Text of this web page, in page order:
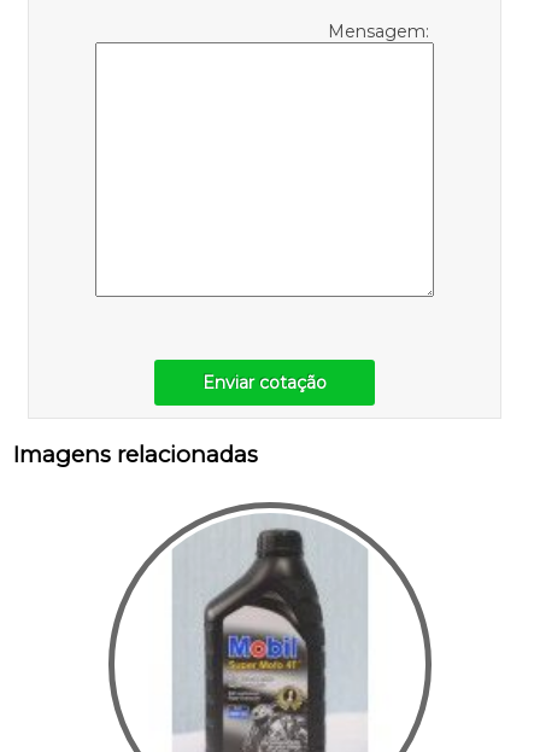
Mensagem:
Enviar cotação
Imagens relacionadas